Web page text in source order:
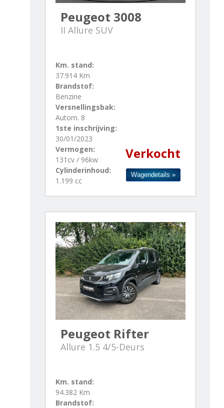
Peugeot 3008
II Allure SUV
Verkocht
Km. stand:
37.914 Km
Brandstof:
Benzine
Versnellingsbak:
Autom. 8
1ste inschrijving:
30/01/2023
Vermogen:
131cv / 96kw
Cylinderinhoud:
1.199 cc
Wagendetails »
Peugeot Rifter
Allure 1.5 4/5-Deurs
Km. stand:
94.382 Km
Brandstof: